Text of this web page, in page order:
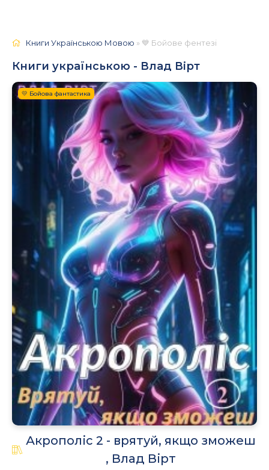
Книги Українською Мовою » 💙 Бойове фентезі
Книги українською - Влад Вірт
💛 Бойова фантастика
Акрополіс 2 - врятуй, якщо зможеш
, Влад Вірт